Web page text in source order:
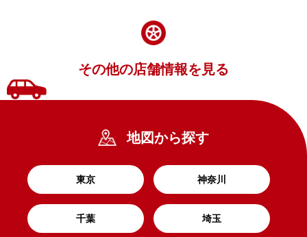
その他の店舗情報を見る
地図から探す
東京 神奈川
千葉 埼玉